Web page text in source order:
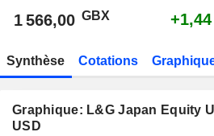
1 566,00 GBX
Synthèse Cotations
Graphique: L&G Japan Equity
USD